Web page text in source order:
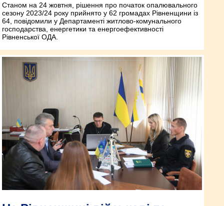
Станом на 24 жовтня, рішення про початок опалювального
сезону 2023/24 року прийнято у 62 громадах Рівненщини із
64, повідомили у Департаменті житлово-комунального
господарства, енергетики та енергоефективності
Рівненської ОДА.